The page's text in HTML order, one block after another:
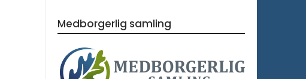
Medborgerlig samling